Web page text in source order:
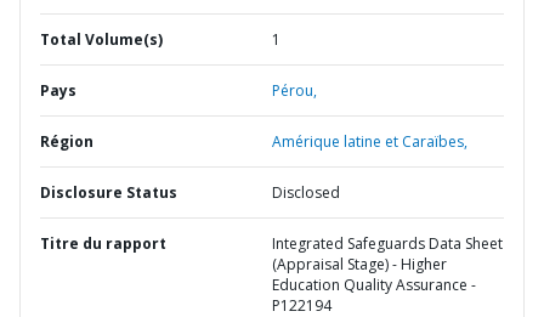
Total Volume(s) 1
Pays Pérou,
Région Amérique latine et Caraïbes,
Disclosure Status Disclosed
Titre du rapport
Integrated Safeguards Data Sheet
(Appraisal Stage) - Higher
Education Quality Assurance -
P122194